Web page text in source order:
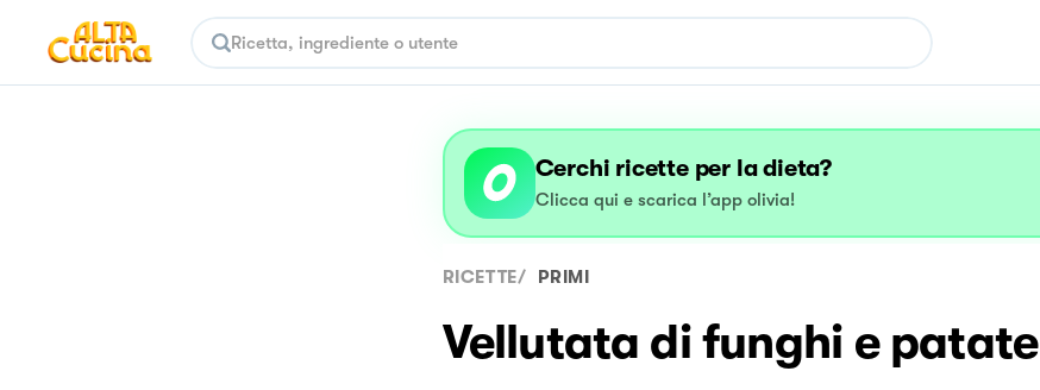
Cerchi ricette per la dieta?
Clicca qui e scarica l’app olivia!
RICETTE/ PRIMI
Vellutata di funghi e patate